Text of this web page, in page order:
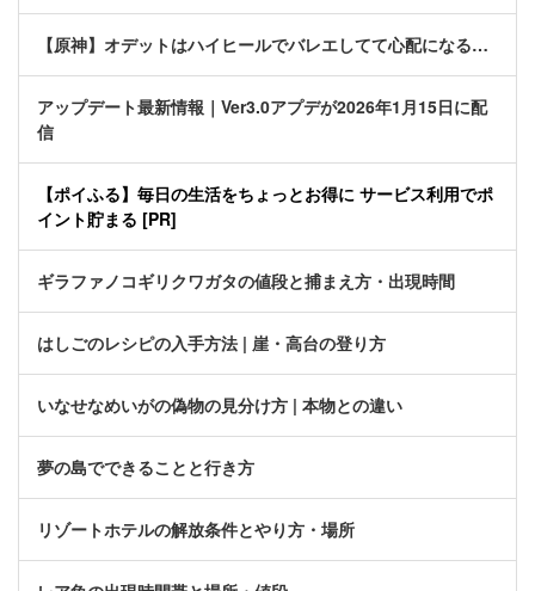
【原神】オデットはハイヒールでバレエしてて心配になる…
アップデート最新情報｜Ver3.0アプデが2026年1月15日に配
信
【ポイふる】毎日の生活をちょっとお得に サービス利用でポ
イント貯まる [PR]
ギラファノコギリクワガタの値段と捕まえ方・出現時間
はしごのレシピの入手方法 | 崖・高台の登り方
いなせなめいがの偽物の見分け方 | 本物との違い
夢の島でできることと行き方
リゾートホテルの解放条件とやり方・場所